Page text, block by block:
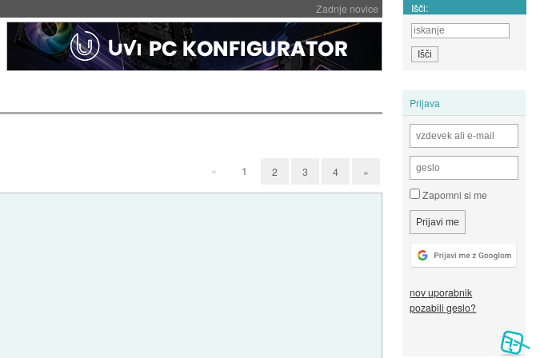
Zadnje novice Išči:
Prijava
Zapomni si me
nov uporabnik
pozabili geslo?
« 1 2 3 4 »